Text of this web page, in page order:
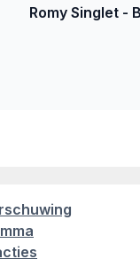
Romy Singlet -